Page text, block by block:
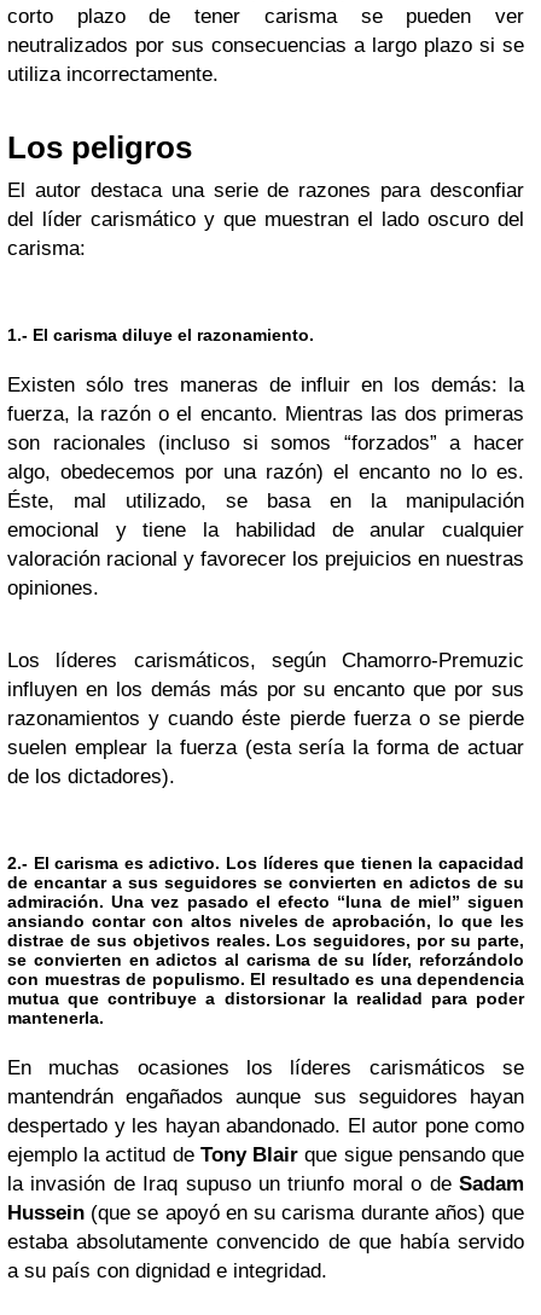
corto plazo de tener carisma se pueden ver
neutralizados por sus consecuencias a largo plazo si se
utiliza incorrectamente.
Los peligros
El autor destaca una serie de razones para desconfiar
del líder carismático y que muestran el lado oscuro del
carisma:
1.- El carisma diluye el razonamiento.
Existen sólo tres maneras de influir en los demás: la
fuerza, la razón o el encanto. Mientras las dos primeras
son racionales (incluso si somos “forzados” a hacer
algo, obedecemos por una razón) el encanto no lo es.
Éste, mal utilizado, se basa en la manipulación
emocional y tiene la habilidad de anular cualquier
valoración racional y favorecer los prejuicios en nuestras
opiniones.
Los líderes carismáticos, según Chamorro-Premuzic
influyen en los demás más por su encanto que por sus
razonamientos y cuando éste pierde fuerza o se pierde
suelen emplear la fuerza (esta sería la forma de actuar
de los dictadores).
2.- El carisma es adictivo. Los líderes que tienen la capacidad
de encantar a sus seguidores se convierten en adictos de su
admiración. Una vez pasado el efecto “luna de miel” siguen
ansiando contar con altos niveles de aprobación, lo que les
distrae de sus objetivos reales. Los seguidores, por su parte,
se convierten en adictos al carisma de su líder, reforzándolo
con muestras de populismo. El resultado es una dependencia
mutua que contribuye a distorsionar la realidad para poder
mantenerla.
En muchas ocasiones los líderes carismáticos se
mantendrán engañados aunque sus seguidores hayan
despertado y les hayan abandonado. El autor pone como
ejemplo la actitud de Tony Blair que sigue pensando que
la invasión de Iraq supuso un triunfo moral o de Sadam
Hussein (que se apoyó en su carisma durante años) que
estaba absolutamente convencido de que había servido
a su país con dignidad e integridad.